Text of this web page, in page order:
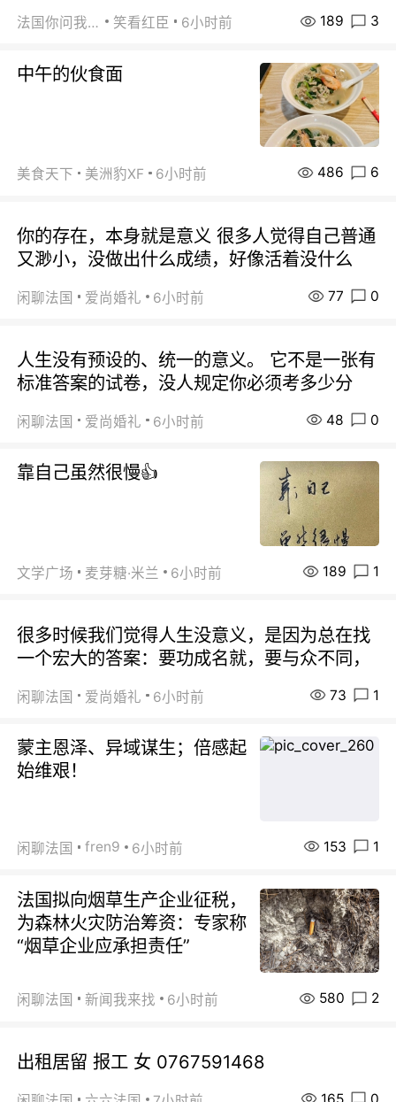
法国你问我答 笑看红臣 6小时前 189 3
中午的伙食面
美食天下 美洲豹XF 6小时前 486 6
你的存在，本身就是意义 很多人觉得自己普通
又渺小，没做出什么成绩，好像活着没什么
闲聊法国 爱尚婚礼 6小时前 77 0
人生没有预设的、统一的意义。 它不是一张有
标准答案的试卷，没人规定你必须考多少分
闲聊法国 爱尚婚礼 6小时前 48 0
靠自己虽然很慢👍
文学广场 麦芽糖·米兰 6小时前 189 1
很多时候我们觉得人生没意义，是因为总在找
一个宏大的答案：要功成名就，要与众不同，
闲聊法国 爱尚婚礼 6小时前 73 1
蒙主恩泽、异域谋生；倍感起
始维艰！
闲聊法国 fren9 6小时前 153 1
法国拟向烟草生产企业征税，
为森林火灾防治筹资：专家称
“烟草企业应承担责任”
闲聊法国 新闻我来找 6小时前 580 2
出租居留 报工 女 0767591468